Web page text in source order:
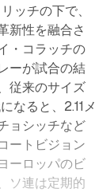
ッチの下で、
新性を融合さ
・コラッチの
ーが試合の結
従来のサイズ
なると、2.11メ
ョシッチなど
ートビジョン
ーロッパのビ
ソ連は定期的